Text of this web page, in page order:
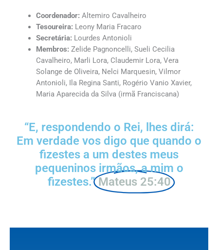
Coordenador: Altemiro Cavalheiro
Tesoureira: Leony Maria Fracaro
Secretária: Lourdes Antonioli
Membros: Zelide Pagnoncelli, Sueli Cecilia
Cavalheiro, Marli Lora, Claudemir Lora, Vera
Solange de Oliveira, Nelci Marquesin, Vilmor
Antonioli, Ila Regina Santi, Rogério Vanio Xavier,
Maria Aparecida da Silva (irmã Franciscana)
“E, respondendo o Rei, lhes dirá:
Em verdade vos digo que quando o
fizestes a um destes meus
pequeninos irmãos, a mim o
fizestes.” Mateus 25:40